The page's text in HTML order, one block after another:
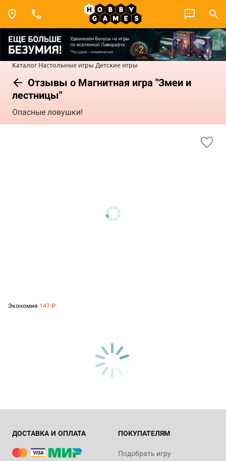
Каталог Настольные игры Детские игры
Отзывы о Магнитная игра "Змеи и
лестницы"
Опасные ловушки!
Экономия 147 ₽
ДОСТАВКА И ОПЛАТА ПОКУПАТЕЛЯМ
Подобрать игру